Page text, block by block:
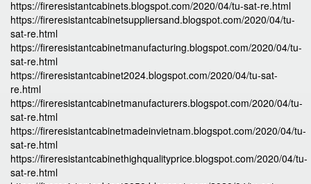
https://fireresistantcabinets.blogspot.com/2020/04/tu-sat-re.html
https://fireresistantcabinetsuppliersand.blogspot.com/2020/04/tu-
sat-re.html
https://fireresistantcabinetmanufacturing.blogspot.com/2020/04/tu-
sat-re.html
https://fireresistantcabinet2024.blogspot.com/2020/04/tu-sat-
re.html
https://fireresistantcabinetmanufacturers.blogspot.com/2020/04/tu-
sat-re.html
https://fireresistantcabinetmadeinvietnam.blogspot.com/2020/04/tu-
sat-re.html
https://fireresistantcabinethighqualityprice.blogspot.com/2020/04/tu-
sat-re.html